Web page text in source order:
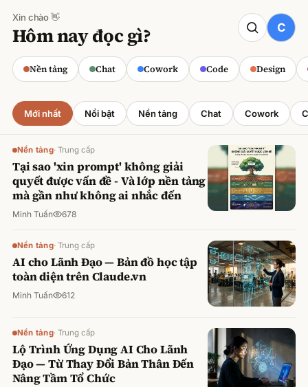
Xin chào 👋
Hôm nay đọc gì?
Nền tảng Chat Cowork Code Design
CODE
Claude cho Sales: Dự báo doanh số
chính xác
Minh Tuấn ·800 lượt xem
Mới nhất Nổi bật Nền tảng Chat Cowork
Nền tảng· Trung cấp
Tại sao 'xin prompt' không giải
quyết được vấn đề - Và lớp nền tảng
mà gần như không ai nhắc đến
Minh Tuấn 678
Nền tảng· Trung cấp
AI cho Lãnh Đạo — Bản đồ học tập
toàn diện trên Claude.vn
Minh Tuấn 612
Nền tảng· Trung cấp
Lộ Trình Ứng Dụng AI Cho Lãnh
Đạo — Từ Thay Đổi Bản Thân Đến
Nâng Tầm Tổ Chức